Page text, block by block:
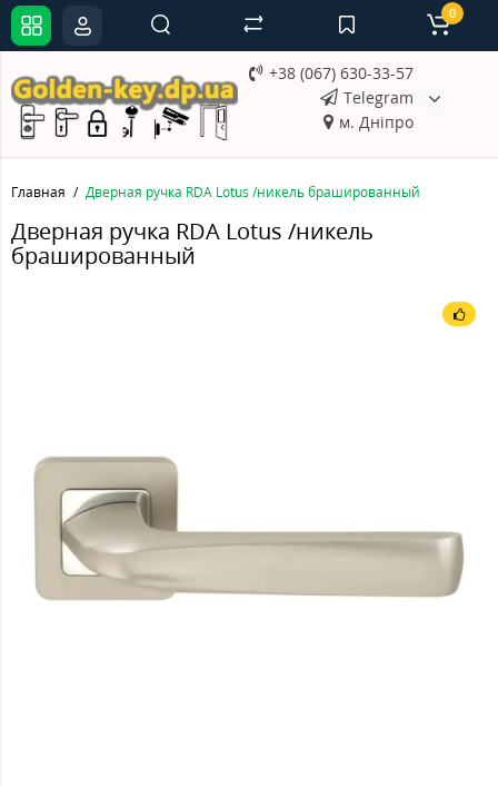
+38 (067) 630-33-57
Telegram
м. Дніпро
0
Главная Дверная ручка RDA Lotus /никель брашированный
Дверная ручка RDA Lotus /никель
брашированный